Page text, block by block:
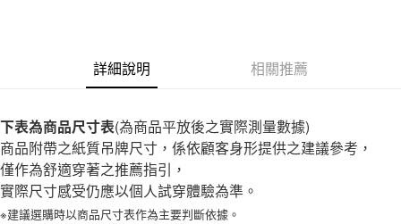
台灣樂天信用卡公司
全家取貨付款
付款後全家取貨
每筆NT$65，滿NT$1,000(含以上)免運費
7-11取貨付款
詳細說明 相關推薦
下表為商品尺寸表(為商品平放後之實際測量數據)
商品附帶之紙質吊牌尺寸，係依顧客身形提供之建議參考，
僅作為舒適穿著之推薦指引，
實際尺寸感受仍應以個人試穿體驗為準。
※建議選購時以商品尺寸表作為主要判斷依據。